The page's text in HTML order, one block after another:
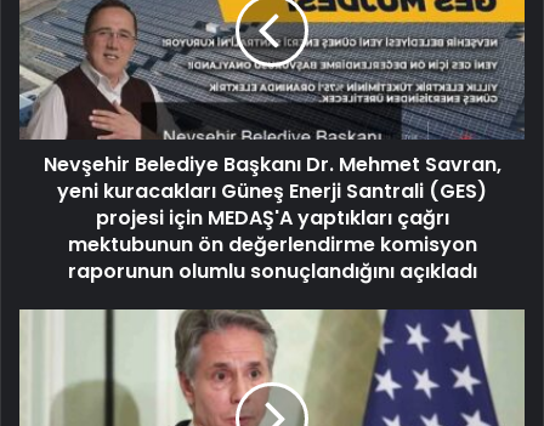
Nevşehir Belediye Başkanı Dr. Mehmet Savran,
yeni kuracakları Güneş Enerji Santrali (GES)
projesi için MEDAŞ'A yaptıkları çağrı
mektubunun ön değerlendirme komisyon
raporunun olumlu sonuçlandığını açıkladı